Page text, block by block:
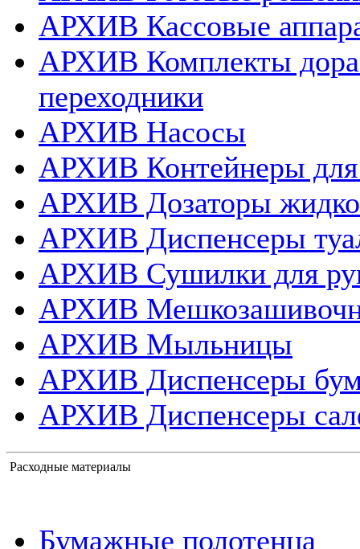
АРХИВ Кассовые
АРХИВ Комплекты
переходники
АРХИВ Насосы
АРХИВ Контейнеры для
АРХИВ Дозаторы
АРХИВ Диспенсеры
АРХИВ Сушилки для
АРХИВ
АРХИВ Мыльницы
АРХИВ Диспенсеры
АРХИВ Диспенсеры
Расходные материалы
Бумажные полотенца